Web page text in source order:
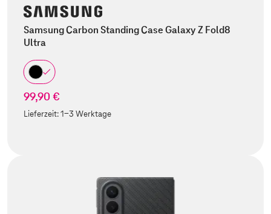
Samsung Carbon Standing Case Galaxy Z Fold8
Ultra
99,90 €
Lieferzeit:1-3 Werktage